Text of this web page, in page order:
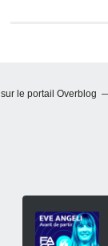
sur le portail Overblog